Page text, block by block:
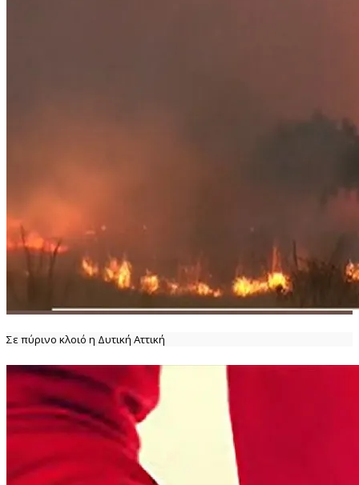
Σε πύρινο κλοιό η Δυτική Αττική